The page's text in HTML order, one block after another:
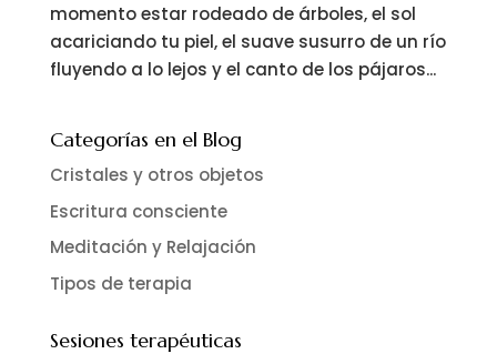
momento estar rodeado de árboles, el sol
acariciando tu piel, el suave susurro de un río
fluyendo a lo lejos y el canto de los pájaros...
Categorías en el Blog
Cristales y otros objetos
Escritura consciente
Meditación y Relajación
Tipos de terapia
Sesiones terapéuticas